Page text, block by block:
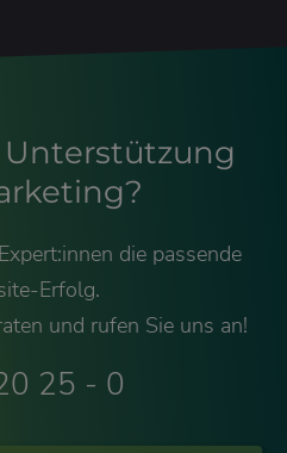
die passende
Erfolg.
und rufen Sie uns an!
25 - 0